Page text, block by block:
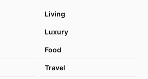
Living
Luxury
Food
Travel